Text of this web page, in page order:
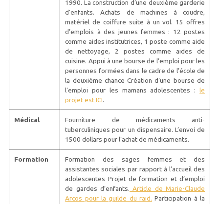
1990. La construction d’une deuxième garderie
d’enfants. Achats de machines à coudre,
matériel de coiffure suite à un vol. 15 offres
d’emplois à des jeunes femmes : 12 postes
comme aides institutrices, 1 poste comme aide
de nettoyage, 2 postes comme aides de
cuisine. Appui à une bourse de l’emploi pour les
personnes formées dans le cadre de l’école de
la deuxième chance Création d’une bourse de
l’emploi pour les mamans adolescentes : le
projet est ICI.
Médical
Fourniture de médicaments anti-
tuberculiniques pour un dispensaire. L’envoi de
1500 dollars pour l’achat de médicaments.
Formation
Formation des sages femmes et des
assistantes sociales par rapport à l’accueil des
adolescentes Projet de formation et d’emploi
de gardes d’enfants. Article de Marie-Claude
Arcos pour la guilde du raid. Participation à la